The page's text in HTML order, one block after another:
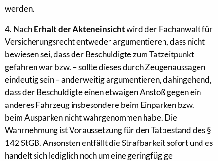
werden.
4. NachErhalt der Akteneinsichtwird der Fachanwalt für
Versicherungsrecht entweder argumentieren, dass nicht
bewiesen sei, dass der Beschuldigte zum Tatzeitpunkt
gefahren war bzw. – sollte dieses durch Zeugenaussagen
eindeutig sein – anderweitig argumentieren, dahingehend,
dass der Beschuldigte einen etwaigen Anstoß gegen ein
anderes Fahrzeug insbesondere beim Einparken bzw.
beim Ausparken nicht wahrgenommen habe. Die
Wahrnehmung ist Voraussetzung für den Tatbestand des §
142 StGB. Ansonsten entfällt die Strafbarkeit sofort und es
handelt sich lediglich noch um eine geringfügige